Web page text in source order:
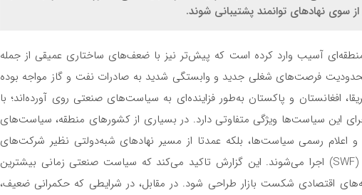
سوی نهادهای توانمند پشتیبانی شوند.
آسیب وارد کرده است که پیش‌تر نیز با ضعف‌های ساختاری عمیقی از جمله
محدودیت فرصت‌های شغلی جدید و وابستگی شدید به صادرات نفت و گاز مواجه بوده
افغانستان و پاکستان به‌طور فزاینده‌ای به سیاست‌های صنعتی روی آورده‌اند؛ با
این سیاست‌ها ویژگی متفاوتی دارد. در بسیاری از کشورهای منطقه، سیاست‌های
و اعلام رسمی سیاست‌ها، بلکه عمدتا از مسیر نهادهای شبه‌دولتی نظیر شرکت‌های
دولتی و صندوق‌های ثروت حاکمیتی (SWF) اجرا می‌شوند. این گزارش تاکید می‌کند که سیاست صنعتی زمانی بیشترین
اقتصادی شکست بازار طراحی شود. در مقابل، در شرایطی که حکمرانی ضعیف،